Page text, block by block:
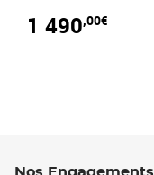
1 490,00€